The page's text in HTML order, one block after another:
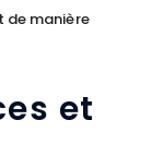
de manière
et